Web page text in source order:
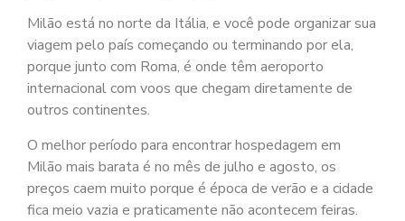
Milão está no norte da Itália, e você pode organizar sua
viagem pelo país começando ou terminando por ela,
porque junto com Roma, é onde têm aeroporto
internacional com voos que chegam diretamente de
outros continentes.
O melhor período para encontrar hospedagem em
Milão mais barata é no mês de julho e agosto, os
preços caem muito porque é época de verão e a cidade
fica meio vazia e praticamente não acontecem feiras.